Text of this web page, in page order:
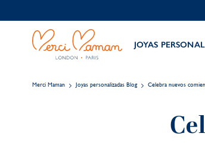
JOYAS
Merci Maman Joyas personalizadas Blog Celebra nuevos